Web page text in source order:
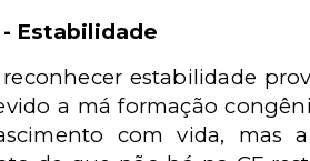
Estabilidade
reconhecer estabilidade
a má formação
com vida, mas